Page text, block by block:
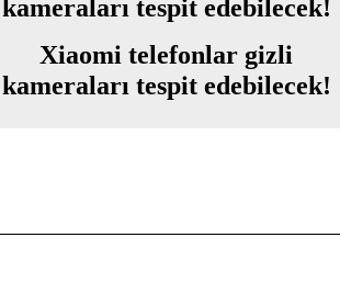
Xiaomi telefonlar gizli
kameraları tespit edebilecek!